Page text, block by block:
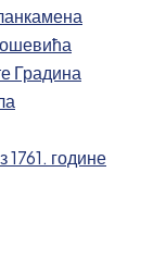
Градина
1761. године